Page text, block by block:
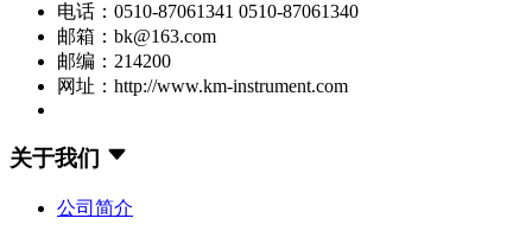
电话：0510-87061341 0510-87061340
邮箱：bk@163.com
邮编：214200
网址：http://www.km-instrument.com
关于我们
公司简介